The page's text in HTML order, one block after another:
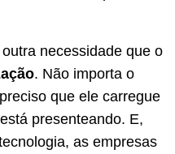
necessidade que o
. Não importa o
que ele carregue
presenteando. E,
as empresas